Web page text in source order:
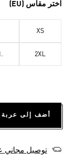
اختر مقاس (EU)
XS
2XL
أضف إلى
توصيل مجاني عند